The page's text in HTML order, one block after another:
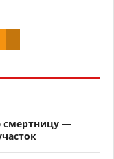
смертницу —